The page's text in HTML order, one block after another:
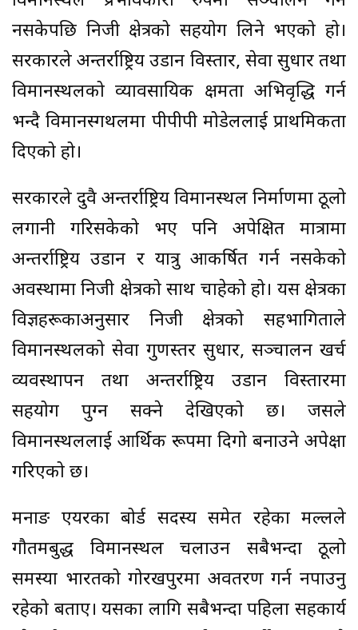
नसकेपछि निजी क्षेत्रको सहयोग लिने भएको हो।
सरकारले अन्तर्राष्ट्रिय उडान विस्तार, सेवा सुधार तथा
विमानस्थलको व्यावसायिक क्षमता अभिवृद्धि गर्न
भन्दै विमानस्गथलमा पीपीपी मोडेललाई प्राथमिकता
दिएको हो।
सरकारले दुवै अन्तर्राष्ट्रिय विमानस्थल निर्माणमा ठूलो
लगानी गरिसकेको भए पनि अपेक्षित मात्रामा
अन्तर्राष्ट्रिय उडान र यात्रु आकर्षित गर्न नसकेको
अवस्थामा निजी क्षेत्रको साथ चाहेको हो। यस क्षेत्रका
विज्ञहरूकाअनुसार निजी क्षेत्रको सहभागिताले
विमानस्थलको सेवा गुणस्तर सुधार, सञ्चालन खर्च
व्यवस्थापन तथा अन्तर्राष्ट्रिय उडान विस्तारमा
सहयोग पुग्न सक्ने देखिएको छ। जसले
विमानस्थललाई आर्थिक रूपमा दिगो बनाउने अपेक्षा
गरिएको छ।
मनाङ एयरका बोर्ड सदस्य समेत रहेका मल्लले
गौतमबुद्ध विमानस्थल चलाउन सबैभन्दा ठूलो
समस्या भारतको गोरखपुरमा अवतरण गर्न नपाउनु
रहेको बताए। यसका लागि सबैभन्दा पहिला सहकार्य